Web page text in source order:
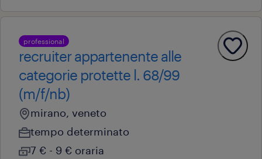
professional
recruiter appartenente alle
categorie protette l. 68/99
(m/f/nb)
mirano, veneto
tempo determinato
7 € - 9 € oraria